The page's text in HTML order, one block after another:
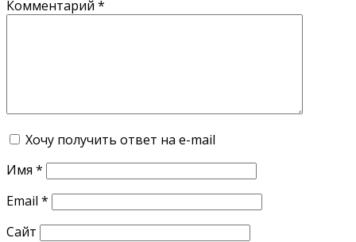
Комментарий *
Хочу получить ответ на e-mail
Имя *
Email *
Сайт